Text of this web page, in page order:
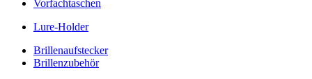
Vorfachtaschen
Lure-Holder
Brillenaufstecker
Brillenzubehör